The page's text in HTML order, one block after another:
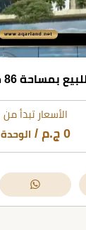
الأسعار تبدأ من
0 ج.م / الوحدة